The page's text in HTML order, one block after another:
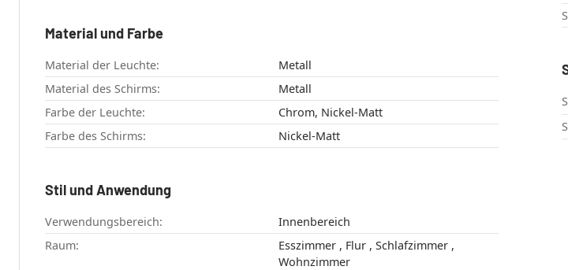
Material und Farbe
Material der Leuchte:
Metall
Material des Schirms:
Metall
Farbe der Leuchte:
Chrom, Nickel-Matt
Farbe des Schirms:
Nickel-Matt
Stil und Anwendung
Verwendungsbereich:
Innenbereich
Raum:
Esszimmer , Flur , Schlafzimmer ,
Wohnzimmer